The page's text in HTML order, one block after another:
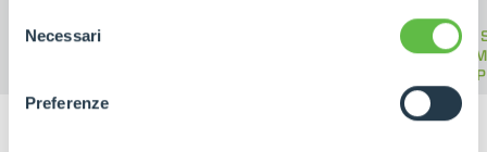
ogni pagina, selezionare "Modifichi il suo consenso" e
dell'informativa completa nel footer presente in ogni
pagina. Per esercitare i diritti riconosciuti all'interessato ai
delNecessari
Preferenze
TELESCÒPICOS